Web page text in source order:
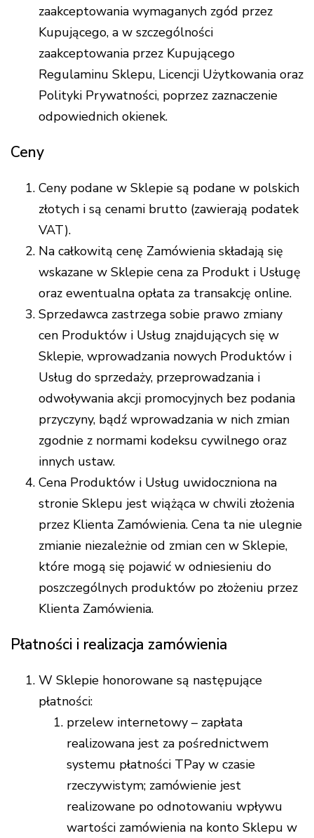
zaakceptowania wymaganych zgód przez
Kupującego, a w szczególności
zaakceptowania przez Kupującego
Regulaminu Sklepu, Licencji Użytkowania oraz
Polityki Prywatności, poprzez zaznaczenie
odpowiednich okienek.
Ceny
Ceny podane w Sklepie są podane w polskich
złotych i są cenami brutto (zawierają podatek
VAT).
Na całkowitą cenę Zamówienia składają się
wskazane w Sklepie cena za Produkt i Usługę
oraz ewentualna opłata za transakcję online.
Sprzedawca zastrzega sobie prawo zmiany
cen Produktów i Usług znajdujących się w
Sklepie, wprowadzania nowych Produktów i
Usług do sprzedaży, przeprowadzania i
odwoływania akcji promocyjnych bez podania
przyczyny, bądź wprowadzania w nich zmian
zgodnie z normami kodeksu cywilnego oraz
innych ustaw.
Cena Produktów i Usług uwidoczniona na
stronie Sklepu jest wiążąca w chwili złożenia
przez Klienta Zamówienia. Cena ta nie ulegnie
zmianie niezależnie od zmian cen w Sklepie,
które mogą się pojawić w odniesieniu do
poszczególnych produktów po złożeniu przez
Klienta Zamówienia.
Płatności i realizacja zamówienia
W Sklepie honorowane są następujące
płatności:
przelew internetowy – zapłata
realizowana jest za pośrednictwem
systemu płatności TPay w czasie
rzeczywistym; zamówienie jest
realizowane po odnotowaniu wpływu
wartości zamówienia na konto Sklepu w